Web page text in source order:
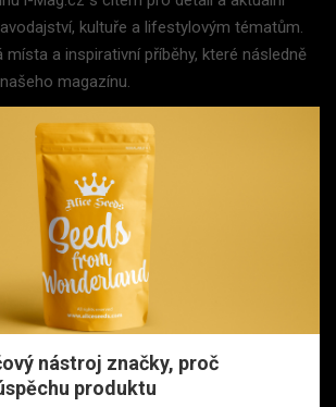
kultuře a lifestylovým tématům.
místa a inspirativní příběhy, které následně
magazínu.
nástroj značky, proč
produktu